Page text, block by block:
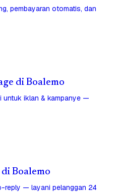
pembayaran otomatis, dan
di Boalemo
untuk iklan & kampanye —
Boalemo
reply — layani pelanggan 24